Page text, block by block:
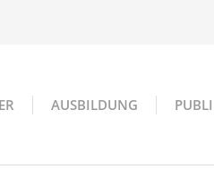
AUSBILDUNG